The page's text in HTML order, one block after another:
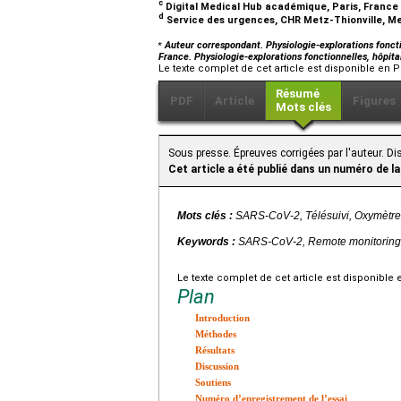
c Digital Medical Hub académique, Paris, France
d Service des urgences, CHR Metz-Thionville,
⁎ Auteur correspondant. Physiologie-explorations
France. Physiologie-explorations fonctionnelles,
Le texte complet de cet article est disponible en
PDF Article
Résumé
Mots clés
Figures
Sous presse. Épreuves corrigées par l'auteur.
Cet article a été publié dans un numéro de
Mots clés : SARS-CoV-2, Télésuivi,
Keywords : SARS-CoV-2, Remote
Le texte complet de cet article est disponible
Plan
Introduction
Méthodes
Résultats
Discussion
Soutiens
Numéro d’enregistrement de l’essai